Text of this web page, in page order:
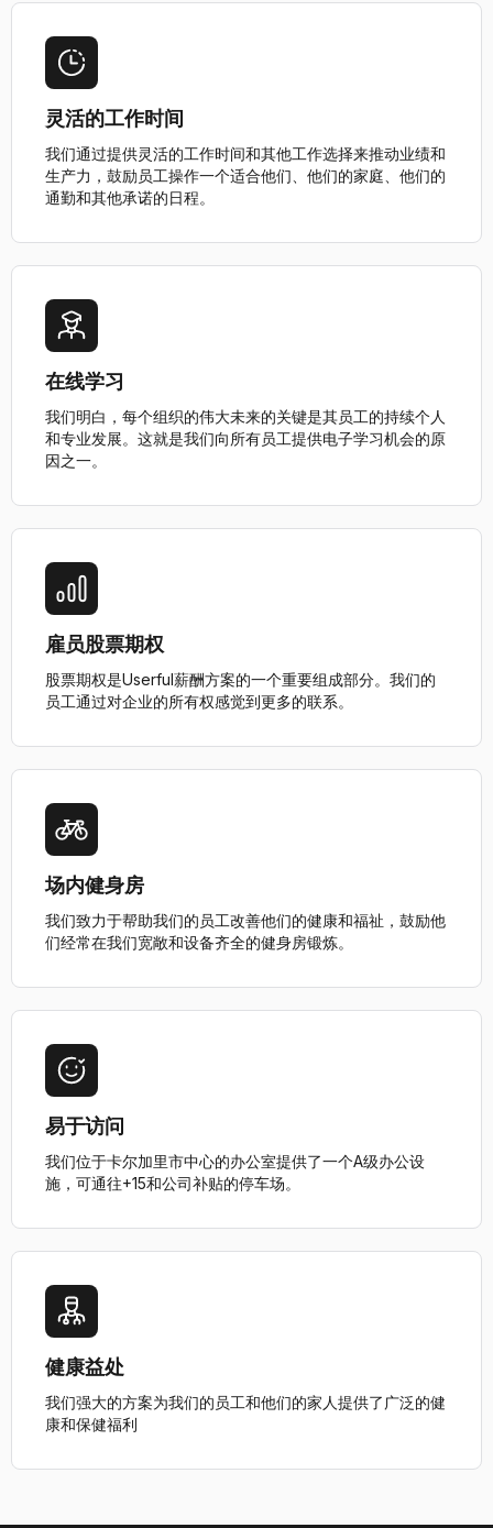
灵活的工作时间
我们通过提供灵活的工作时间和其他工作选择来推动业绩和
生产力，鼓励员工操作一个适合他们、他们的家庭、他们的
通勤和其他承诺的日程。
在线学习
我们明白，每个组织的伟大未来的关键是其员工的持续个人
和专业发展。这就是我们向所有员工提供电子学习机会的原
因之一。
雇员股票期权
股票期权是Userful薪酬方案的一个重要组成部分。我们的
员工通过对企业的所有权感觉到更多的联系。
场内健身房
我们致力于帮助我们的员工改善他们的健康和福祉，鼓励他
们经常在我们宽敞和设备齐全的健身房锻炼。
易于访问
我们位于卡尔加里市中心的办公室提供了一个A级办公设
施，可通往+15和公司补贴的停车场。
健康益处
我们强大的方案为我们的员工和他们的家人提供了广泛的健
康和保健福利